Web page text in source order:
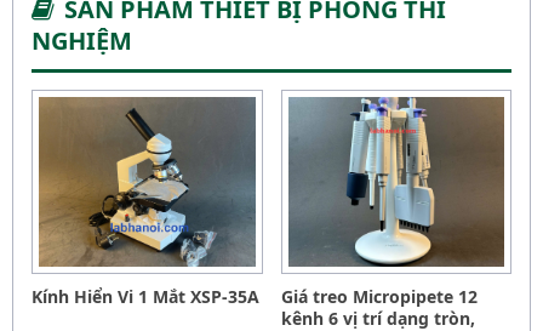
SẢN PHẨM THIẾT BỊ PHÒNG THÍ
NGHIỆM
Kính Hiển Vi 1 Mắt XSP-35A
Giá treo Micropipete 12
kênh 6 vị trí dạng tròn,